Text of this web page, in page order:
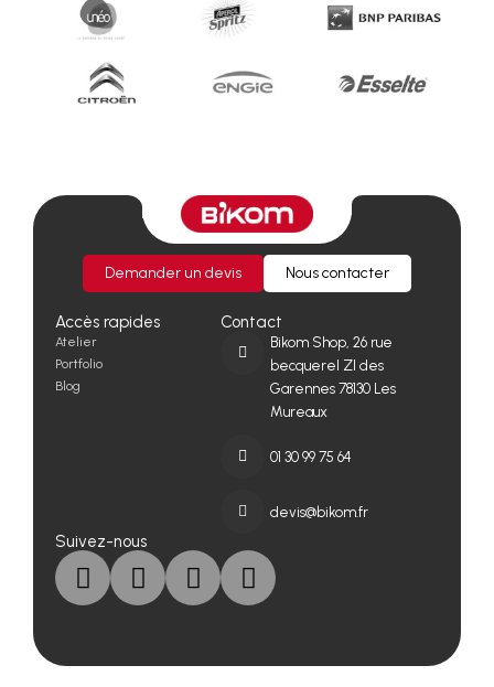
Demander un devis Nous contacter
Accès rapides
Atelier
Portfolio
Blog
Contact
Bikom Shop, 26 rue
becquerel ZI des
Garennes 78130 Les
Mureaux
01 30 99 75 64
devis@bikom.fr
Suivez-nous